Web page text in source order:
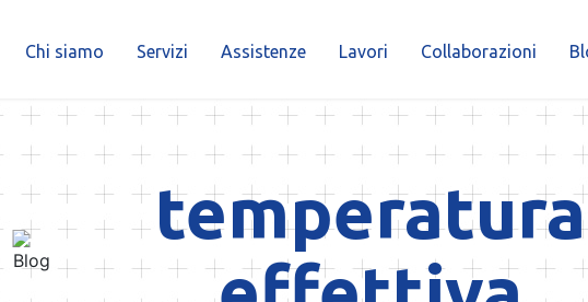
Chi siamo Servizi Assistenze Lavori Collaborazioni
temperatura